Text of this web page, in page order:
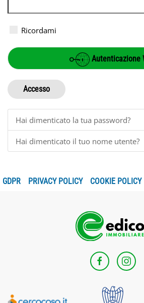
Ricordami
Autenticazione
Accesso
Hai dimenticato la tua password?
Hai dimenticato il tuo nome utente?
GDPR PRIVACY POLICY COOKIE POLICY